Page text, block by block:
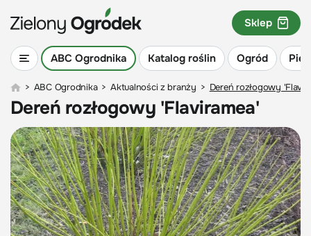
ABC Ogrodnika Katalog roślin Ogród
Sklep
> ABC Ogrodnika > Aktualności z branży > Dereń rozłogowy
Dereń rozłogowy 'Flaviramea'